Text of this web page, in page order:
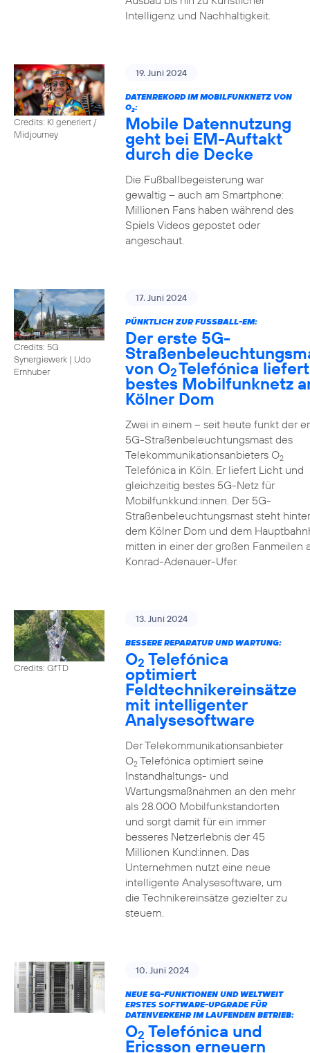
Intelligenz und Nachhaltigkeit.
Credits: KI generiert /
Midjourney
19. Juni 2024
DATENREKORD IM MOBILFUNKNETZ VON
O2:
Mobile Datennutzung
geht bei EM-Auftakt
durch die Decke
Die Fußballbegeisterung war
gewaltig – auch am Smartphone:
Millionen Fans haben während des
Spiels Videos gepostet oder
angeschaut.
Credits: 5G
Synergiewerk | Udo
Ernhuber
17. Juni 2024
PÜNKTLICH ZUR FUSSBALL-EM:
Der erste 5G-
von O2Telefónica liefert
bestes Mobilfunknetz
Kölner Dom
Zwei in einem – seit heute funkt der
5G-Straßenbeleuchtungsmast des
Telekommunikationsanbieters O2
Telefónica in Köln. Er liefert Licht und
gleichzeitig bestes 5G-Netz für
Mobilfunkkund:innen. Der 5G-
Straßenbeleuchtungsmast steht hinter
dem Kölner Dom und dem
mitten in einer der großen Fanmeilen
Konrad-Adenauer-Ufer.
Credits: GfTD
13. Juni 2024
BESSERE REPARATUR UND WARTUNG:
O2 Telefónica
optimiert
Feldtechnikereinsätze
mit intelligenter
Analysesoftware
Der Telekommunikationsanbieter
O2Telefónica optimiert seine
Instandhaltungs- und
Wartungsmaßnahmen an den mehr
als 28.000 Mobilfunkstandorten
und sorgt damit für ein immer
besseres Netzerlebnis der 45
Millionen Kund:innen. Das
Unternehmen nutzt eine neue
intelligente Analysesoftware, um
die Technikereinsätze gezielter zu
steuern.
10. Juni 2024
NEUE 5G-FUNKTIONEN UND WELTWEIT
ERSTES SOFTWARE-UPGRADE FÜR
DATENVERKEHR IM LAUFENDEN BETRIEB:
O2 Telefónica und
Ericsson erneuern